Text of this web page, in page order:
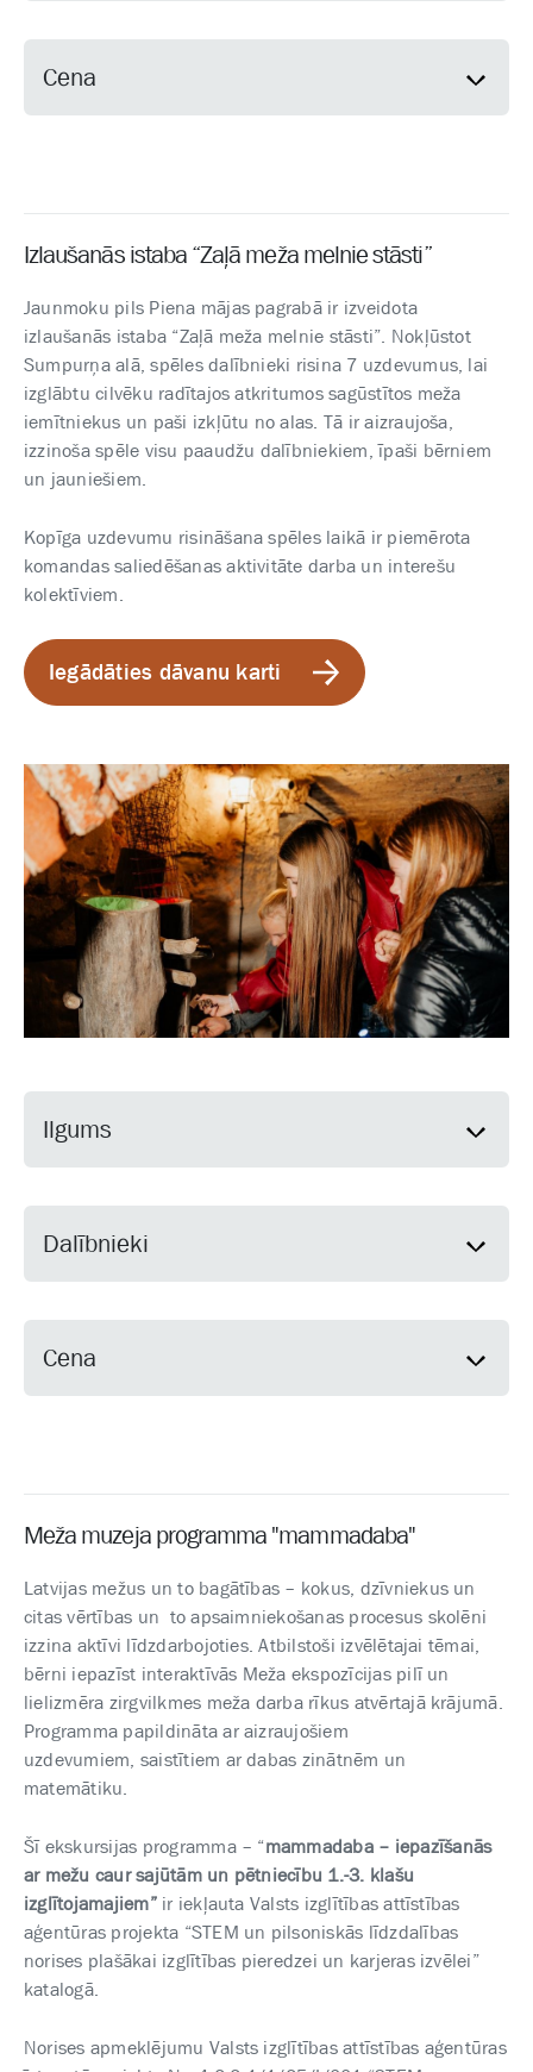
Cena
Izlaušanās istaba “Zaļā meža melnie stāsti”
Jaunmoku pils Piena mājas pagrabā ir izveidota
izlaušanās istaba “Zaļā meža melnie stāsti”. Nokļūstot
Sumpurņa alā, spēles dalībnieki risina 7 uzdevumus, lai
izglābtu cilvēku radītajos atkritumos sagūstītos meža
iemītniekus un paši izkļūtu no alas. Tā ir aizraujoša,
izzinoša spēle visu paaudžu dalībniekiem, īpaši bērniem
un jauniešiem.
Kopīga uzdevumu risināšana spēles laikā ir piemērota
komandas saliedēšanas aktivitāte darba un interešu
kolektīviem.
Iegādāties dāvanu karti
Ilgums
Dalībnieki
Cena
Meža muzeja programma "mammadaba"
Latvijas mežus un to bagātības – kokus, dzīvniekus un
citas vērtības un to apsaimniekošanas procesus skolēni
izzina aktīvi līdzdarbojoties. Atbilstoši izvēlētajai tēmai,
bērni iepazīst interaktīvās Meža ekspozīcijas pilī un
lielizmēra zirgvilkmes meža darba rīkus atvērtajā krājumā.
Programma papildināta ar aizraujošiem
uzdevumiem, saistītiem ar dabas zinātnēm un
matemātiku.
Šī ekskursijas programma – “mammadaba – iepazīšanās
ar mežu caur sajūtām un pētniecību 1.-3. klašu
izglītojamajiem” ir iekļauta Valsts izglītības attīstības
aģentūras projekta “STEM un pilsoniskās līdzdalības
norises plašākai izglītības pieredzei un karjeras izvēlei”
katalogā.
Norises apmeklējumu Valsts izglītības attīstības aģentūras